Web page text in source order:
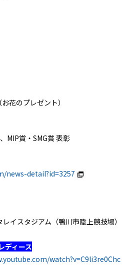
花のプレゼント）
MIP賞・SMG賞 表彰
news-detail?id=3257
イスタジアム（鴨川市陸上競技場）
ディース
watch?v=C9li3re0Chc